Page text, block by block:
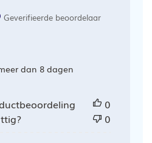
Geverifieerde beoordelaar
dan 8 dagen
0
0